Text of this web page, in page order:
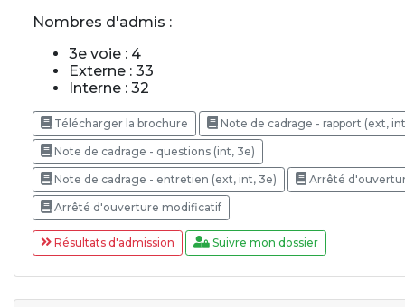
Nombres d'admis :
3e voie : 4
Externe : 33
Interne : 32
Télécharger la brochure Note de cadrage - rapport (ext,
Note de cadrage - questions (int, 3e)
Note de cadrage - entretien (ext, int, 3e) Arrêté
Arrêté d'ouverture modificatif
Résultats d'admission Suivre mon dossier